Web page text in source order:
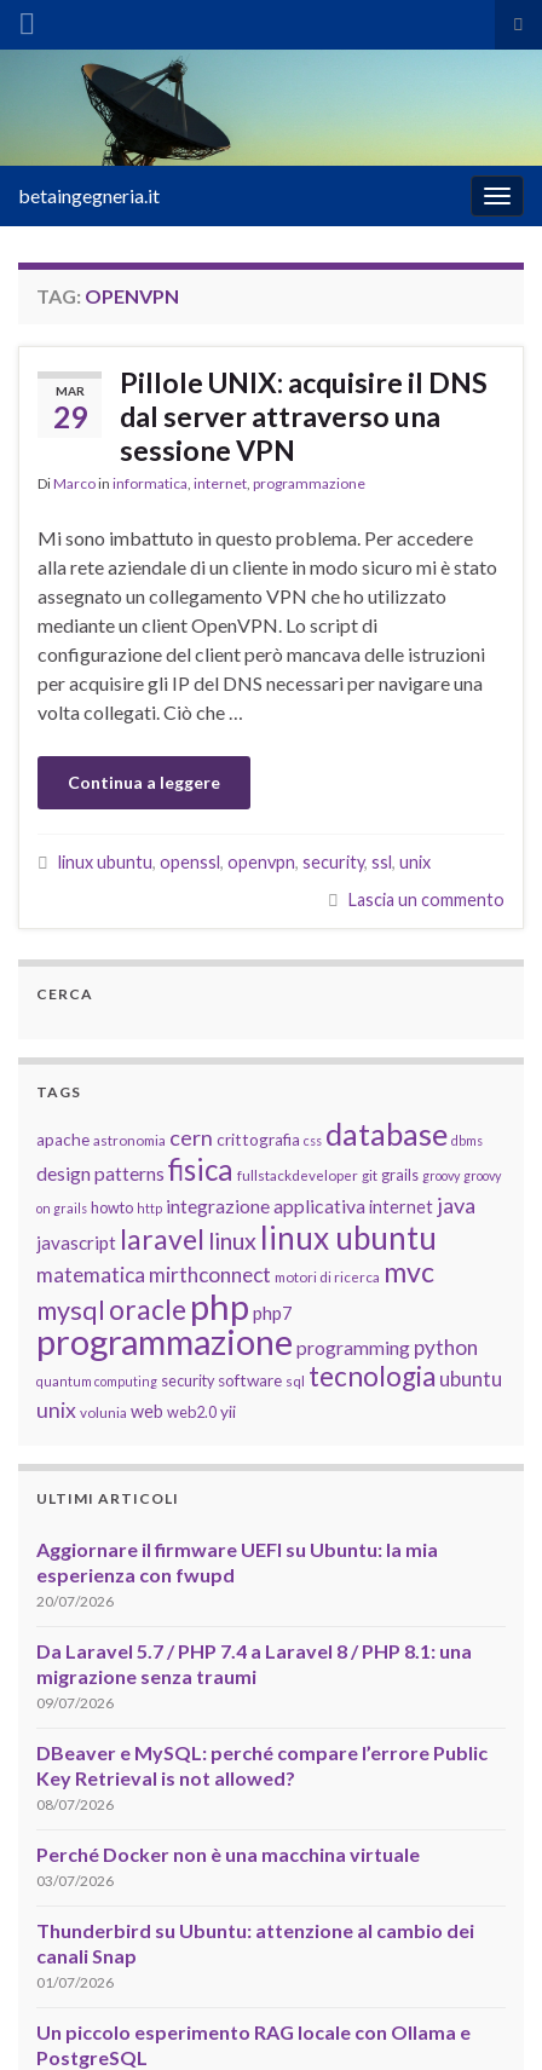
il
Search for:
la
betaingegneria.it
TAG: OPENVPN
MAR
29
Pillole UNIX: acquisire il DNS
dal server attraverso una
sessione VPN
DiMarcoin informatica internet programmazione
Mi sono imbattuto in questo problema. Per accedere
alla rete aziendale di un cliente in modo sicuro mi è stato
assegnato un collegamento VPN che ho utilizzato
mediante un client OpenVPN. Lo script di
configurazione del client però mancava delle istruzioni
per acquisire gli IP del DNS necessari per navigare una
volta collegati. Ciò che …
Continua a leggere
linux ubuntu, openssl, openvpn, security, ssl, unix
Lascia un commento
CERCA
TAGS
apache astronomia cern crittografia css database dbms
design patterns fisica fullstackdeveloper git grails groovy groovy
on grails howto http integrazione applicativainternet java
javascript laravel linux linux ubuntu
matematica mirthconnect motori di ricerca mvc
mysql oracle php php7
programmazione programming python
quantum computing security software sql tecnologia ubuntu
unix volunia web web2.0 yii
ULTIMI ARTICOLI
Aggiornare il firmware UEFI su Ubuntu: la mia
esperienza con fwupd
20/07/2026
Da Laravel 5.7 / PHP 7.4 a Laravel 8 / PHP 8.1: una
migrazione senza traumi
09/07/2026
DBeaver e MySQL: perché compare l’errore Public
Key Retrieval is not allowed?
08/07/2026
Perché Docker non è una macchina virtuale
03/07/2026
Thunderbird su Ubuntu: attenzione al cambio dei
canali Snap
01/07/2026
Un piccolo esperimento RAG locale con Ollama e
PostgreSQL